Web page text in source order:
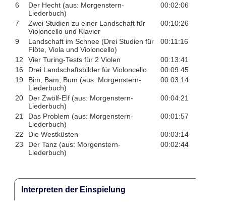
6
Der Hecht (aus: Morgenstern-
Liederbuch)
00:02:06
7
Zwei Studien zu einer Landschaft für
Violoncello und Klavier
00:10:26
9
Landschaft im Schnee (Drei Studien für
Flöte, Viola und Violoncello)
00:11:16
12 Vier Turing-Tests für 2 Violen
00:13:41
16
Drei Landschaftsbilder für Violoncello
00:09:45
19
Bim, Bam, Bum (aus: Morgenstern-
Liederbuch)
00:03:14
20
Der Zwölf-Elf (aus: Morgenstern-
Liederbuch)
00:04:21
21
Das Problem (aus: Morgenstern-
Liederbuch)
00:01:57
22 Die Westküsten
00:03:14
23
Der Tanz (aus: Morgenstern-
Liederbuch)
00:02:44
Interpreten der Einspielung